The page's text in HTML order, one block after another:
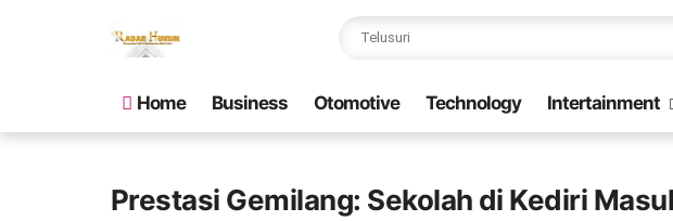
Home Business Otomotive Technology Intertainment
Prestasi Gemilang: Sekolah di Kediri